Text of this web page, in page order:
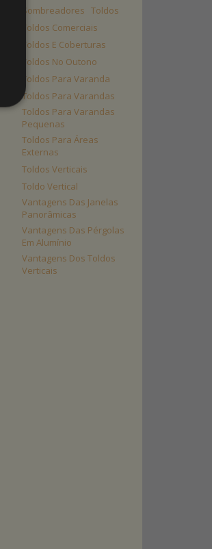
Sombreadores Toldos
Toldos Comerciais
Toldos E Coberturas
Toldos No Outono
Toldos Para Varanda
Toldos Para Varandas
Toldos Para Varandas
Pequenas
Toldos Para Áreas
Externas
Toldos Verticais
Toldo Vertical
Vantagens Das Janelas
Panorâmicas
Vantagens Das Pérgolas
Em Alumínio
Vantagens Dos Toldos
Verticais